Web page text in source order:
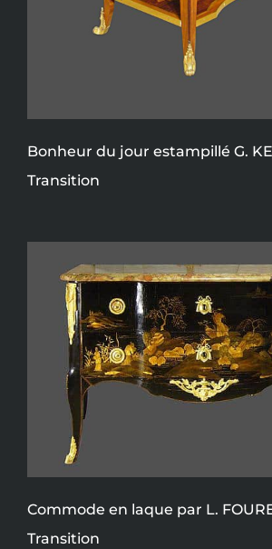
Bonheur du jour estampillé G.
Transition
Commode en laque par L.
Transition